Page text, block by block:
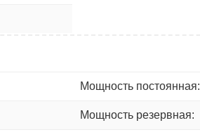
Мощность постоянная:
Мощность резервная: